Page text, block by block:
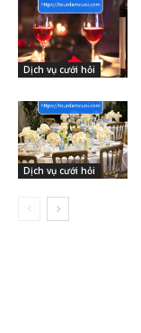
Dịch vụ cưới hỏi
Dịch vụ cưới hỏi